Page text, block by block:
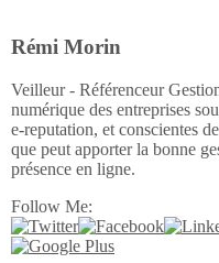
Rémi Morin
Veilleur - Référenceur
numérique des entreprises
e-reputation, et conscientes
que peut apporter la bonne
présence en ligne.
Follow Me: